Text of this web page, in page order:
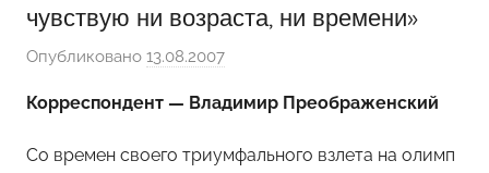
чувствую ни возраста, ни времени»
Опубликовано 13.08.2007
т
Корреспондент — Владимир Преображенский
Со времен своего триумфального взлета на олимп